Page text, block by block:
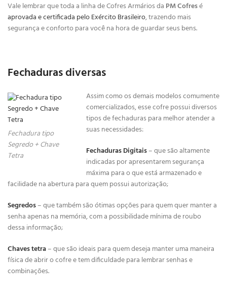
Vale lembrar que toda a linha de Cofres Armários da PM Cofresé
aprovada e certificada pelo Exército Brasileiro, trazendo mais
segurança e conforto para você na hora de guardar seus bens.
Fechaduras diversas
Fechadura tipo
Segredo + Chave
Tetra
Assim como os demais modelos comumente
comercializados, esse cofre possui diversos
tipos de fechaduras para melhor atender a
suas necessidades:
Fechaduras Digitais– que são altamente
indicadas por apresentarem segurança
máxima para o que está armazenado e
facilidade na abertura para quem possui autorização;
Segredos– que também são ótimas opções para quem quer manter a
senha apenas na memória, com a possibilidade mínima de roubo
dessa informação;
Chaves tetra– que são ideais para quem deseja manter uma maneira
física de abrir o cofre e tem dificuldade para lembrar senhas e
combinações.